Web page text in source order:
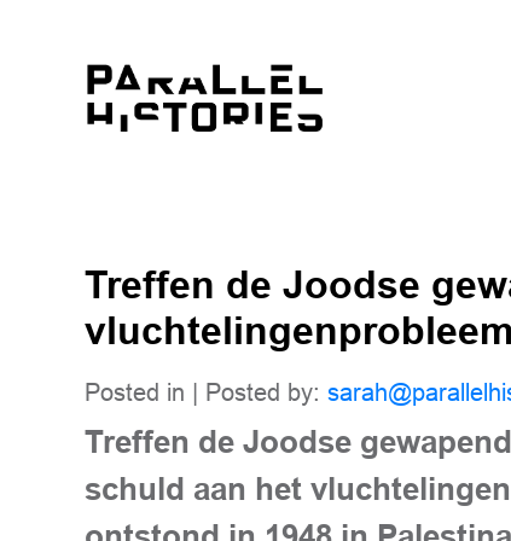
Treffen de Joodse
Posted in | Posted by:
Treffen de Joodse
schuld aan het